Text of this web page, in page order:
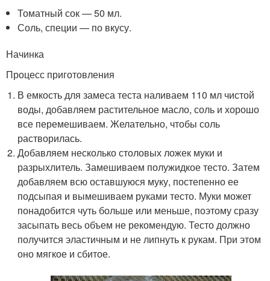
Томатный сок — 50 мл.
Соль, специи — по вкусу.
Начинка
Процесс приготовления
В емкость для замеса теста наливаем 110 мл чистой
воды, добавляем растительное масло, соль и хорошо
все перемешиваем. Желательно, чтобы соль
растворилась.
Добавляем несколько столовых ложек муки и
разрыхлитель. Замешиваем полужидкое тесто. Затем
добавляем всю оставшуюся муку, постепенно ее
подсыпая и вымешиваем руками тесто. Муки может
понадобится чуть больше или меньше, поэтому сразу
засыпать весь объем не рекомендую. Тесто должно
получится эластичным и не липнуть к рукам. При этом
оно мягкое и сбитое.